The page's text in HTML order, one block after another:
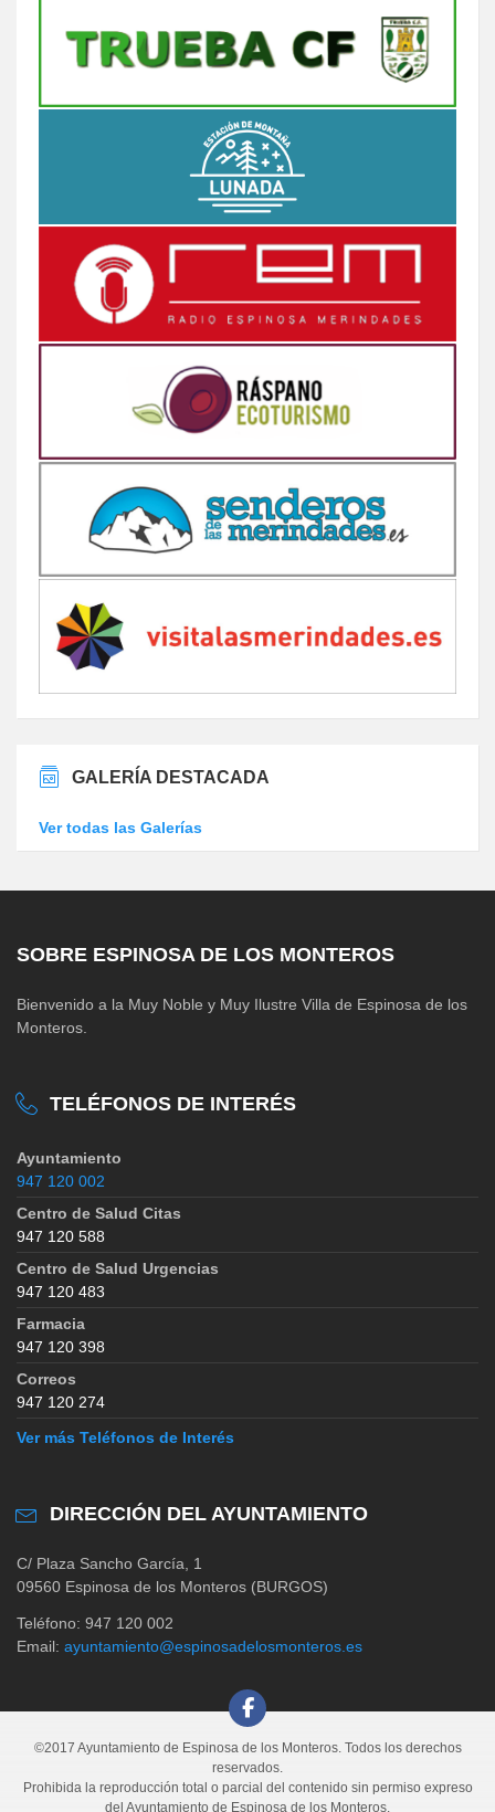
GALERÍA DESTACADA
Ver todas las Galerías
SOBRE ESPINOSA DE LOS MONTEROS
Bienvenido a la Muy Noble y Muy Ilustre Villa de Espinosa de los
Monteros.
TELÉFONOS DE INTERÉS
Ayuntamiento
947 120 002
Centro de Salud Citas
947 120 588
Centro de Salud Urgencias
947 120 483
Farmacia
947 120 398
Correos
947 120 274
Ver más Teléfonos de Interés
DIRECCIÓN DEL AYUNTAMIENTO
C/ Plaza Sancho García, 1
09560 Espinosa de los Monteros (BURGOS)
Teléfono: 947 120 002
Email: ayuntamiento@espinosadelosmonteros.es
©2017 Ayuntamiento de Espinosa de los Monteros. Todos los derechos
reservados.
Prohibida la reproducción total o parcial del contenido sin permiso expreso
del Ayuntamiento de Espinosa de los Monteros.